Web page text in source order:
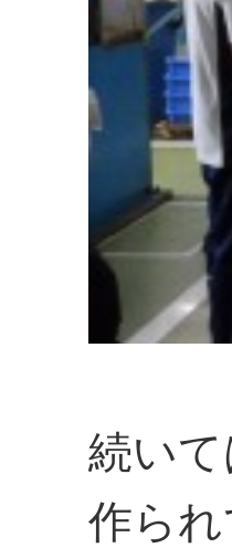
続い
作ら